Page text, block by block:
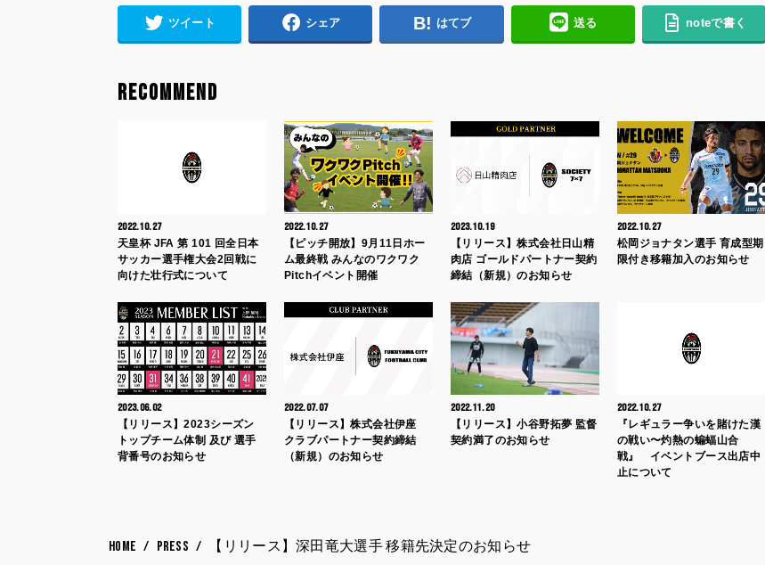
ツイート シェア はてブ 送る noteで書く
RECOMMEND
2022.10.27
天皇杯 JFA 第 101 回全日本
サッカー選手権大会2回戦に
向けた壮行式について
2022.10.27
【ピッチ開放】9月11日ホー
ム最終戦 みんなのワクワク
Pitchイベント開催
2023.10.19
【リリース】株式会社日山精
肉店 ゴールドパートナー契約
締結（新規）のお知らせ
2022.10.27
松岡ジョナタン選手 育成型期
限付き移籍加入のお知らせ
2023.06.02
【リリース】2023シーズン
トップチーム体制 及び 選手
背番号のお知らせ
2022.07.07
【リリース】株式会社伊座
クラブパートナー契約締結
（新規）のお知らせ
2022.11.20
【リリース】小谷野拓夢 監督
契約満了のお知らせ
2022.10.27
『レギュラー争いを賭けた漢
の戦い〜灼熱の蝙蝠山合
戦』 イベントブース出店中
止について
HOME PRESS 【リリース】深田竜大選手 移籍先決定のお知らせ